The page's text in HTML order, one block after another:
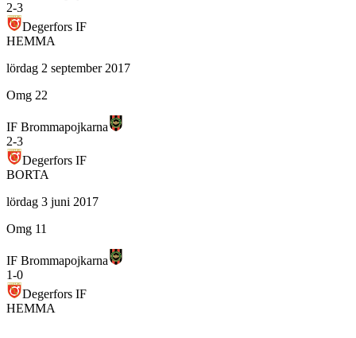
2-3
Degerfors IF
HEMMA
lördag 2 september 2017
Omg 22
IF Brommapojkarna
2-3
Degerfors IF
BORTA
lördag 3 juni 2017
Omg 11
IF Brommapojkarna
1-0
Degerfors IF
HEMMA